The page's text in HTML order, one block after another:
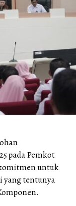
pada Pemkot
untuk
yang tentunya